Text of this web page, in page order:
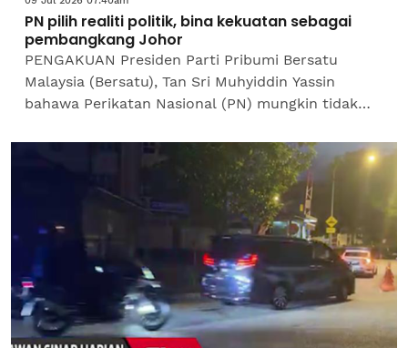
PN pilih realiti politik, bina kekuatan sebagai
pembangkang Johor
PENGAKUAN Presiden Parti Pribumi Bersatu
Malaysia (Bersatu), Tan Sri Muhyiddin Yassin
bahawa Perikatan Nasional (PN) mungkin tidak
Raya Negeri (PRN) Johor...